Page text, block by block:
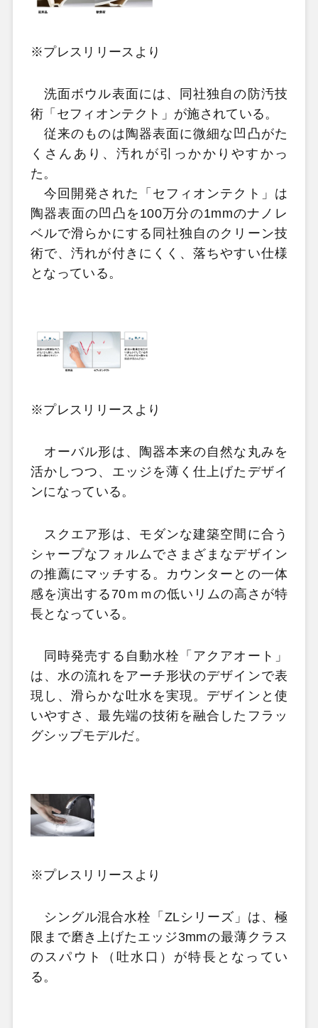
※プレスリリースより
洗面ボウル表面には、同社独自の防汚技
術「セフィオンテクト」が施されている。
従来のものは陶器表面に微細な凹凸がた
くさんあり、汚れが引っかかりやすかっ
た。
今回開発された「セフィオンテクト」は
陶器表面の凹凸を100万分の1mmのナノレ
ベルで滑らかにする同社独自のクリーン技
術で、汚れが付きにくく、落ちやすい仕様
となっている。
※プレスリリースより
オーバル形は、陶器本来の自然な丸みを
活かしつつ、エッジを薄く仕上げたデザイ
ンになっている。
スクエア形は、モダンな建築空間に合う
シャープなフォルムでさまざまなデザイン
の推薦にマッチする。カウンターとの一体
感を演出する70ｍｍの低いリムの高さが特
長となっている。
同時発売する自動水栓「アクアオート」
は、水の流れをアーチ形状のデザインで表
現し、滑らかな吐水を実現。デザインと使
いやすさ、最先端の技術を融合したフラッ
グシップモデルだ。
※プレスリリースより
シングル混合水栓「ZLシリーズ」は、極
限まで磨き上げたエッジ3mmの最薄クラス
のスパウト（吐水口）が特長となってい
る。